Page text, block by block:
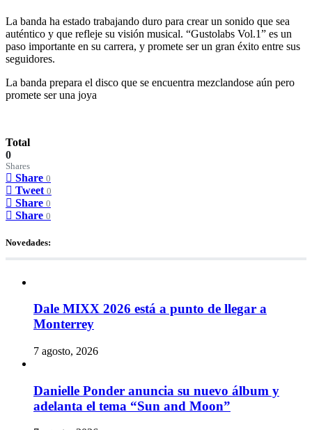
La banda ha estado trabajando duro para crear un sonido que sea
auténtico y que refleje su visión musical. “Gustolabs Vol.1” es un
paso importante en su carrera, y promete ser un gran éxito entre sus
seguidores.
La banda prepara el disco que se encuentra mezclandose aún pero
promete ser una joya
Total
0
Shares
Share 0
Tweet 0
Share 0
Share 0
Novedades:
Dale MIXX 2026 está a punto de llegar a
Monterrey
7 agosto, 2026
Danielle Ponder anuncia su nuevo álbum y
adelanta el tema “Sun and Moon”